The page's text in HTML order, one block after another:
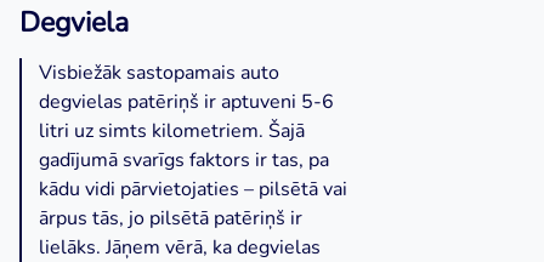
Degviela
Visbiežāk sastopamais auto
degvielas patēriņš ir aptuveni 5-6
litri uz simts kilometriem. Šajā
gadījumā svarīgs faktors ir tas, pa
kādu vidi pārvietojaties – pilsētā vai
ārpus tās, jo pilsētā patēriņš ir
lielāks. Jāņem vērā, ka degvielas